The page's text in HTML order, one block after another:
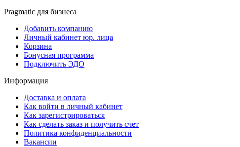
Pragmatic для бизнеса
Добавить компанию
Личный кабинет юр. лица
Корзина
Бонусная программа
Подключить ЭДО
Информация
Доставка и оплата
Как войти в личный кабинет
Как зарегистрироваться
Как сделать заказ и получить счет
Политика конфиденциальности
Вакансии